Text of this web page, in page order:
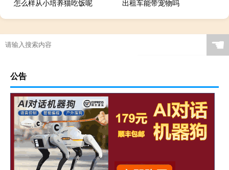
怎么样从小培养猫吃饭呢 出租车能带宠物吗
☚
公告